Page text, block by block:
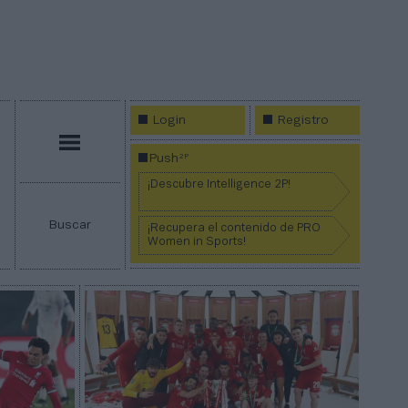
Buscar
Login Registro
Push2P
¡Descubre Intelligence 2P!
¡Recupera el contenido de PRO
Women in Sports!